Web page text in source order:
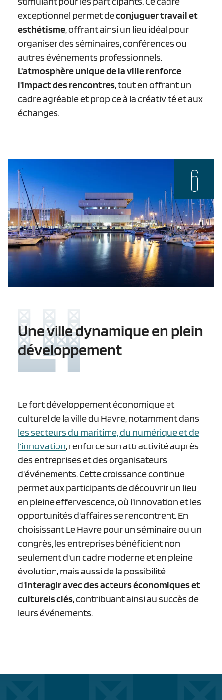
exceptionnel permet deconjuguer travail et
esthétisme, offrant ainsi un lieu idéal pour
organiser des séminaires, conférences ou
autres événements professionnels.
L'atmosphère unique de la ville renforce
l'impact des rencontres, tout en offrant un
cadre agréable et propice à la créativité et aux
échanges.
Une ville dynamique en plein
développement
Le fort développement économique et
culturel de la ville du Havre, notamment dans
les secteurs du maritime, du numérique et de
l'innovation, renforce son attractivité auprès
des entreprises et des organisateurs
d'événements. Cette croissance continue
permet aux participants de découvrir un lieu
en pleine effervescence, où l'innovation et les
opportunités d'affaires se rencontrent. En
choisissant Le Havre pour un séminaire ou un
congrès, les entreprises bénéficient non
seulement d'un cadre moderne et en pleine
évolution, mais aussi de la possibilité
d'interagir avec des acteurs économiques et
culturels clés, contribuant ainsi au succès de
leurs événements.
6